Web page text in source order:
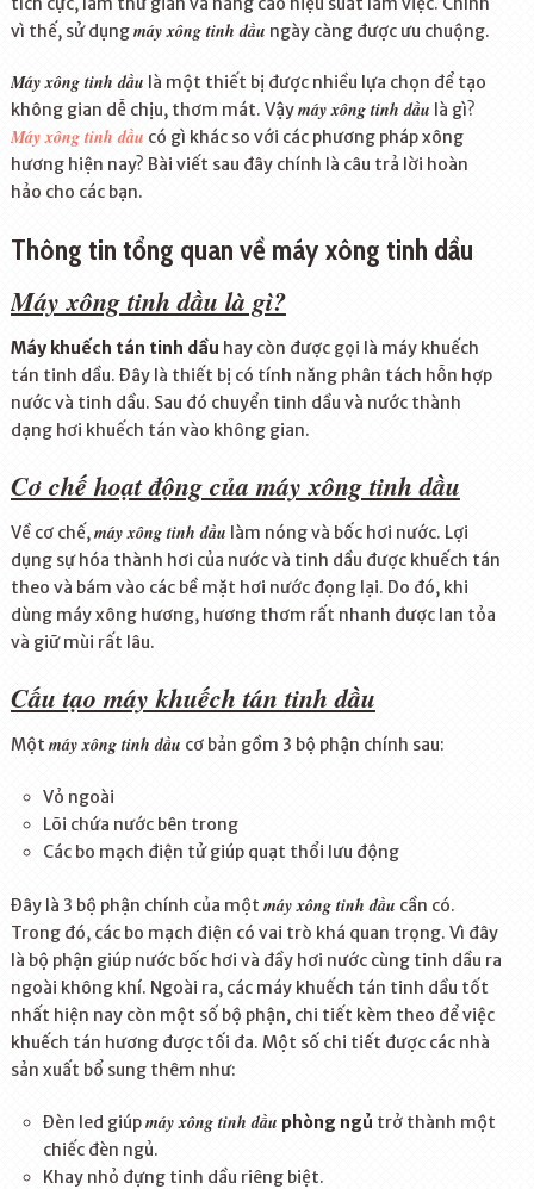
vì thế, sử dụngmáy xông tinh dầu ngày càng được ưu chuộng.
Máy xông tinh dầu là một thiết bị được nhiều lựa chọn để tạo
không gian dễ chịu, thơm mát. Vậymáy xông tinh dầu là gì?
Máy xông tinh dầu có gì khác so với các phương pháp xông
hương hiện nay? Bài viết sau đây chính là câu trả lời hoàn
hảo cho các bạn.
Thông tin tổng quan về máy xông tinh dầu
Máy xông tinh dầu là gì?
Máy khuếch tán tinh dầu hay còn được gọi là máy khuếch
tán tinh dầu. Đây là thiết bị có tính năng phân tách hỗn hợp
nước và tinh dầu. Sau đó chuyển tinh dầu và nước thành
dạng hơi khuếch tán vào không gian.
Cơ chế hoạt động của máy xông tinh dầu
Về cơ chế,máy xông tinh dầu làm nóng và bốc hơi nước. Lợi
dụng sự hóa thành hơi của nước và tinh dầu được khuếch tán
theo và bám vào các bề mặt hơi nước đọng lại. Do đó, khi
dùng máy xông hương, hương thơm rất nhanh được lan tỏa
và giữ mùi rất lâu.
Cấu tạo máy khuếch tán tinh dầu
Một máy xông tinh dầu cơ bản gồm 3 bộ phận chính sau:
Vỏ ngoài
Lõi chứa nước bên trong
Các bo mạch điện tử giúp quạt thổi lưu động
Đây là 3 bộ phận chính của một máy xông tinh dầu cần có.
Trong đó, các bo mạch điện có vai trò khá quan trọng. Vì đây
là bộ phận giúp nước bốc hơi và đầy hơi nước cùng tinh dầu ra
ngoài không khí. Ngoài ra, các máy khuếch tán tinh dầu tốt
nhất hiện nay còn một số bộ phận, chi tiết kèm theo để việc
khuếch tán hương được tối đa. Một số chi tiết được các nhà
sản xuất bổ sung thêm như:
Đèn led giúpmáy xông tinh dầu phòng ngủ trở thành một
chiếc đèn ngủ.
Khay nhỏ đựng tinh dầu riêng biệt.